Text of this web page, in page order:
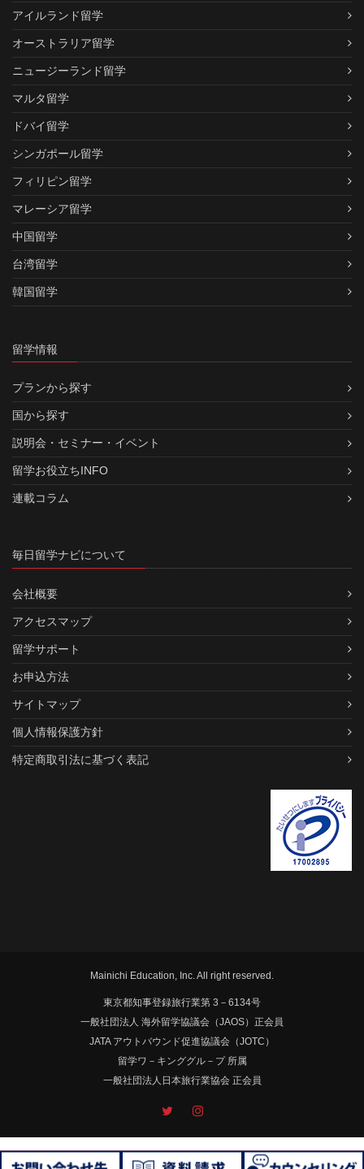
アイルランド留学
オーストラリア留学
ニュージーランド留学
マルタ留学
ドバイ留学
シンガポール留学
フィリピン留学
マレーシア留学
中国留学
台湾留学
韓国留学
留学情報
プランから探す
国から探す
説明会・セミナー・イベント
留学お役立ちINFO
連載コラム
毎日留学ナビについて
会社概要
アクセスマップ
留学サポート
お申込方法
サイトマップ
個人情報保護方針
特定商取引法に基づく表記
Mainichi Education, Inc. All right reserved.
東京都知事登録旅行業第 3－6134号
一般社団法人 海外留学協議会（JAOS）正会員
JATA アウトバウンド促進協議会（JOTC）
留学ワ－キンググル－プ 所属
一般社団法人日本旅行業協会 正会員